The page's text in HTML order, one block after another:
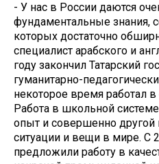
- У нас в России даются
фундаментальные знания,
которых достаточно
специалист арабского и
году закончил Татарский
гуманитарно-
некоторое время работал
Работа в школьной
опыт и совершенно другой
ситуации и вещи в мире. С
предложили работу в